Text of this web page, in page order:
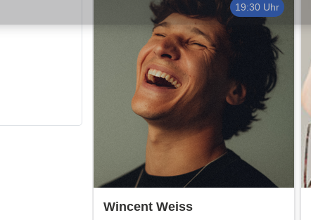
19:30 Uhr
Wincent Weiss